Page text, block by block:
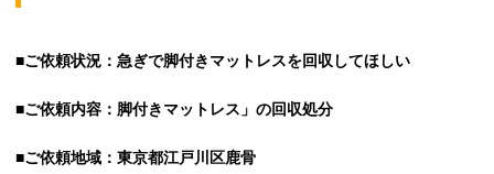
■ご依頼状況：急ぎで脚付きマットレスを回収してほしい
■ご依頼内容：脚付きマットレス」の回収処分
■ご依頼地域：東京都江戸川区鹿骨